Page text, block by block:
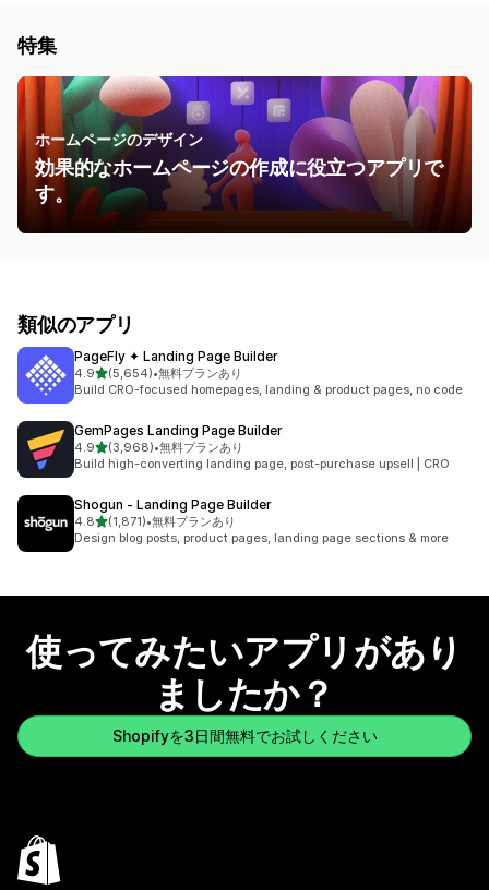
特集
ホームページのデザイン
効果的なホームページの作成に役立つアプリで
す。
類似のアプリ
PageFly ✦ Landing Page Builder
4.95つ星中
(5,654)
合計レビュー数：5654件
•無料プランあり
Build CRO-focused homepages, landing & product pages, no code
GemPages Landing Page Builder
4.95つ星中
(3,968)
合計レビュー数：3968件
•無料プランあり
Build high-converting landing page, post-purchase upsell | CRO
Shogun ‑ Landing Page Builder
4.85つ星中
(1,871)
合計レビュー数：1871件
•無料プランあり
Design blog posts, product pages, landing page sections & more
使ってみたいアプリがあり
ましたか？
Shopifyを3日間無料でお試しください